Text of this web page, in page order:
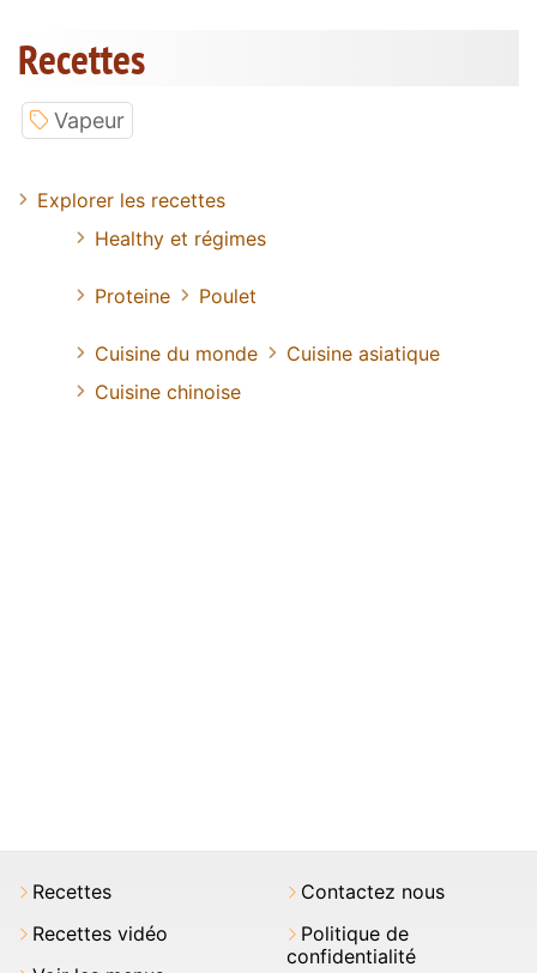
Recettes
Vapeur
Explorer les recettes
Healthy et régimes
Proteine Poulet
Cuisine du monde
Cuisine asiatique
Cuisine chinoise
Recettes
Recettes vidéo
Contactez nous
Politique de
confidentialité